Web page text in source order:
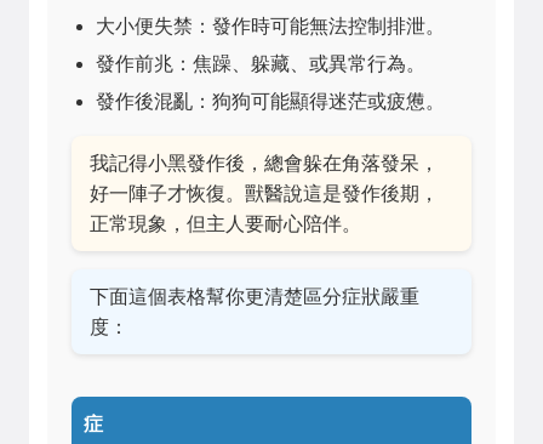
大小便失禁：發作時可能無法控制排泄。
發作前兆：焦躁、躲藏、或異常行為。
發作後混亂：狗狗可能顯得迷茫或疲憊。
我記得小黑發作後，總會躲在角落發呆，
好一陣子才恢復。獸醫說這是發作後期，
正常現象，但主人要耐心陪伴。
下面這個表格幫你更清楚區分症狀嚴重
度：
症